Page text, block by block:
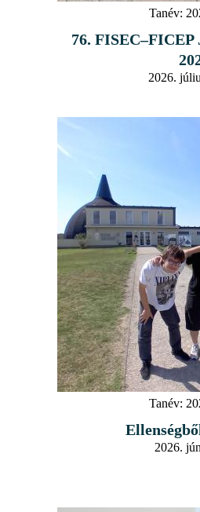
Tanév:
76. FISEC–FICEP
2026.
Tanév:
2026.